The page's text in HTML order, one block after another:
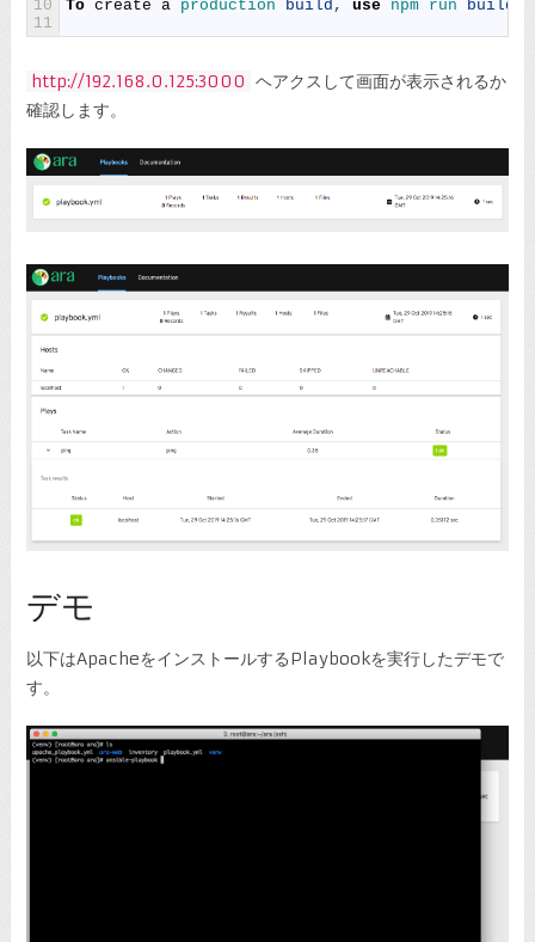
10
11
To create a production build , use npm run build
http://192.168.0.125:3000 ヘアクスして画面が表示されるか
確認します。
デモ
以下はApacheをインストールするPlaybookを実行したデモで
す。